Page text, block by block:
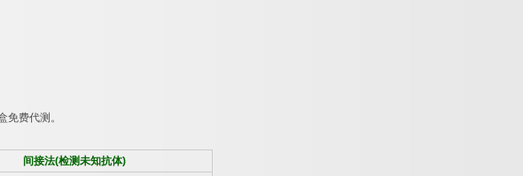
免费代测。
间接法(检测未知抗体)